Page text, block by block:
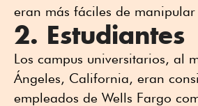
eran más fáciles de manipular
2. Estudiantes
Los campus universitarios, al
Ángeles, California, eran
empleados de Wells Fargo